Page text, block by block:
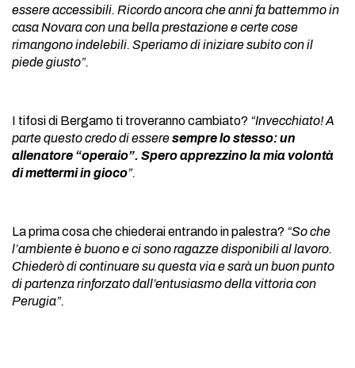
essere accessibili. Ricordo ancora che anni fa battemmo in
casa Novara con una bella prestazione e certe cose
rimangono indelebili. Speriamo di iniziare subito con il
piede giusto”.
I tifosi di Bergamo ti troveranno cambiato? “Invecchiato! A
parte questo credo di esseresempre lo stesso: un
allenatore “operaio”. Spero apprezzino la mia volontà
di mettermi in gioco”.
La prima cosa che chiederai entrando in palestra? “So che
l’ambiente è buono e ci sono ragazze disponibili al lavoro.
Chiederò di continuare su questa via e sarà un buon punto
di partenza rinforzato dall’entusiasmo della vittoria con
Perugia”.